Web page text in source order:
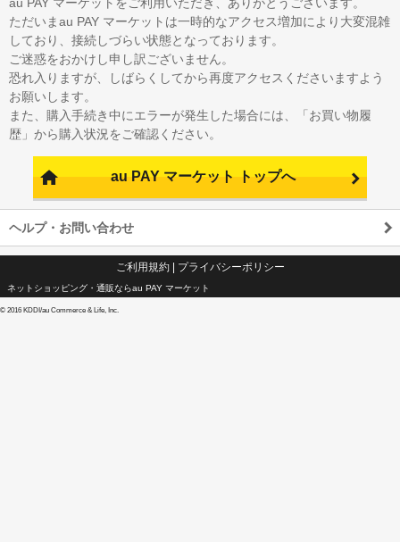
ただいまau PAY マーケットは一時的なアクセス増加により大変混雑
しており、接続しづらい状態となっております。
ご迷惑をおかけし申し訳ございません。
恐れ入りますが、しばらくしてから再度アクセスくださいますよう
お願いします。
また、購入手続き中にエラーが発生した場合には、「お買い物履
歴」から購入状況をご確認ください。
au PAY マーケット トップへ
ヘルプ・お問い合わせ
ご利用規約| プライバシーポリシー
ネットショッピング・通販ならau PAY マーケット
© 2016 KDDI/au Commerce & Life, Inc.